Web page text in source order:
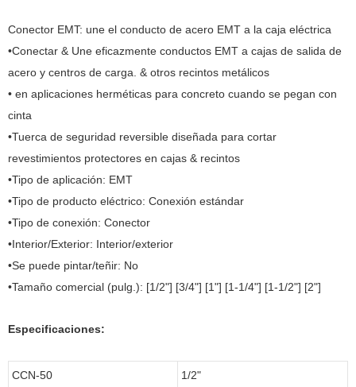
Conector EMT: une el conducto de acero EMT a la caja eléctrica
•Conectar & Une eficazmente conductos EMT a cajas de salida de
acero y centros de carga. & otros recintos metálicos
• en aplicaciones herméticas para concreto cuando se pegan con
cinta
•Tuerca de seguridad reversible diseñada para cortar
revestimientos protectores en cajas & recintos
•Tipo de aplicación: EMT
•Tipo de producto eléctrico: Conexión estándar
•Tipo de conexión: Conector
•Interior/Exterior: Interior/exterior
•Se puede pintar/teñir: No
•Tamaño comercial (pulg.): [1/2"] [3/4"] [1"] [1-1/4"] [1-1/2"] [2"]
Especificaciones:
CCN-50 1/2"